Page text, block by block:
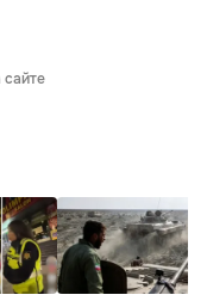
сайте